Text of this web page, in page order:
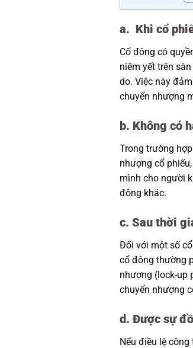
a. Khi cổ
Cổ đông có
niêm yết trên
do. Việc này
chuyển nhượng
b. Không có
Trong trường
nhượng cổ
mình cho người
đông khác.
c. Sau thời
Đối với một số
cổ đông thường
nhượng (lock-up
chuyển nhượng
d. Được sự
Nếu điều lệ